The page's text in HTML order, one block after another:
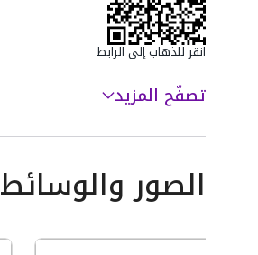
انقر للذهاب إلى الرابط
تصفّح المزيد
الصور والوسائط